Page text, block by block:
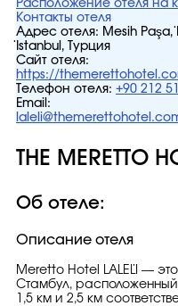
Расположение отеля на
Контакты отеля
Адрес отеля: Mesih Paşa,
İstanbul, Турция
Сайт отеля:
https://
Телефон отеля: +90 212
Email:
THE MERETTO
Об отеле:
Описание отеля
Meretto Hotel LALELİ —
Стамбул,
1,5 км и 2,5 км